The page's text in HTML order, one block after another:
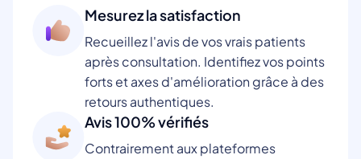
Mesurez la satisfaction
Recueillez l'avis de vos vrais patients
après consultation. Identifiez vos points
forts et axes d'amélioration grâce à des
retours authentiques.
Avis 100% vérifiés
Contrairement aux plateformes